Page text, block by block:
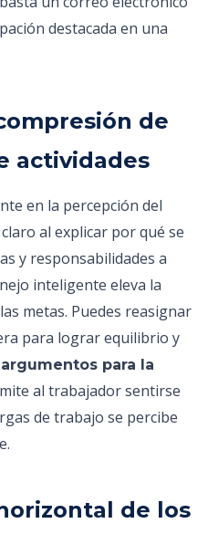
destacada en una
de
actividades
en la percepción del
al explicar por qué se
y responsabilidades a
inteligente eleva la
metas. Puedes reasignar
para lograr equilibrio y
argumentos para la
al trabajador sentirse
de trabajo se percibe
de los